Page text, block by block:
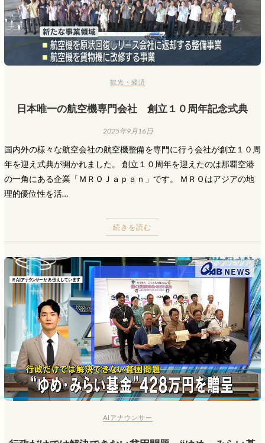
観光・経済
日本唯一の航空機専門会社 創立１０周年記念式典
2025年9月16日
国内外の様々な航空会社の航空機整備を専門に行う会社が創立１０周
年を迎え式典が開かれました。 創立１０周年を迎えたのは那覇空港
の一角にある企業「ＭＲＯＪａｐａｎ」です。 ＭＲＯはアジアの地
理的優位性を活…
続きを読む
AIアナウンサー